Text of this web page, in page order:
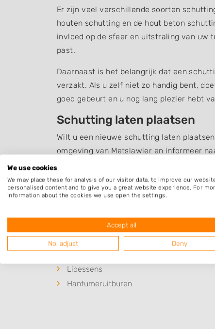
Er zijn veel verschillende soorten
houten schutting en de hout beton
invloed op de sfeer en uitstraling van uw
past.
Daarnaast is het belangrijk dat een
verzakt. Als u zelf niet zo handig bent,
goed gebeurt en u nog lang plezier hebt
Schutting laten plaatsen
Wilt u een nieuwe schutting laten
omgeving van Metslawier en informeer
Bent u op zoek naar iets anders dan een
Plaatsen in de buurt
Jouswier
Lioessens
Hantumeruitburen
We use cookies
We may place these for analysis of our visitor data, to improve our
personalised content and to give you a great website experience. For
information about the cookies we use open the settings.
Accept all
No, adjust Deny